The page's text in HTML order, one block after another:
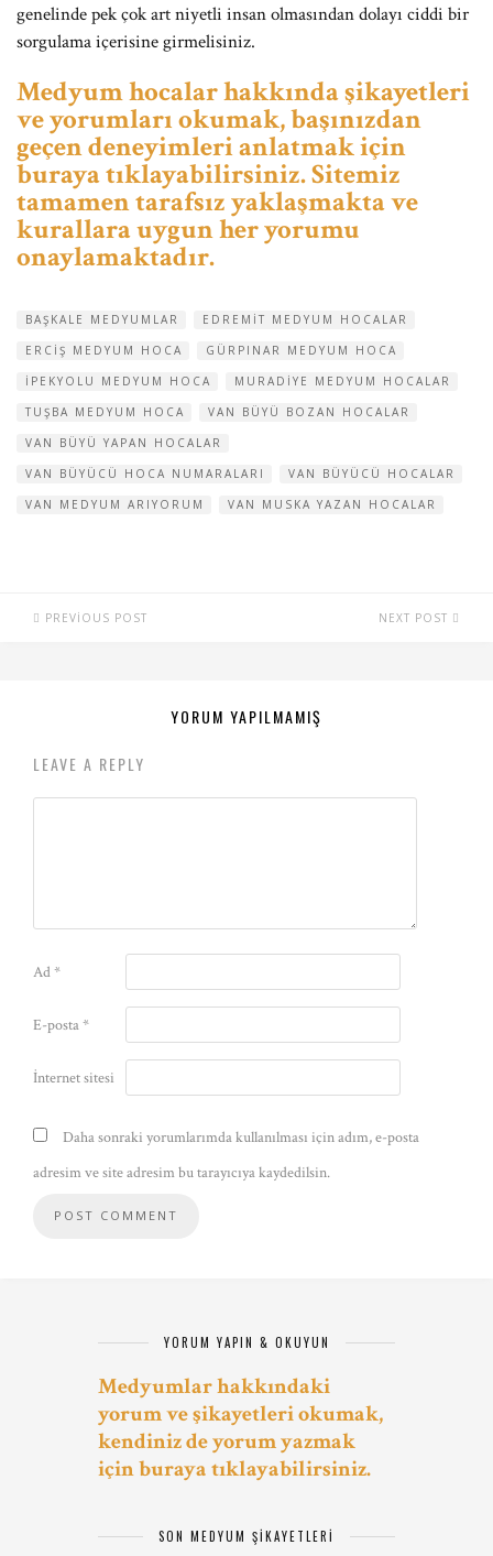
genelinde pek çok art niyetli insan olmasından dolayı ciddi bir
sorgulama içerisine girmelisiniz.
Medyum hocalar hakkında şikayetleri
ve yorumları okumak, başınızdan
geçen deneyimleri anlatmak için
buraya tıklayabilirsiniz. Sitemiz
tamamen tarafsız yaklaşmakta ve
kurallara uygun her yorumu
onaylamaktadır.
BAŞKALE MEDYUMLAR
EDREMIT MEDYUM HOCALAR
ERCIŞ MEDYUM HOCA
GÜRPINAR MEDYUM HOCA
IPEKYOLU MEDYUM HOCA
MURADIYE MEDYUM HOCALAR
TUŞBA MEDYUM HOCA
VAN BÜYÜ BOZAN HOCALAR
VAN BÜYÜ YAPAN HOCALAR
VAN BÜYÜCÜ HOCA NUMARALARI
VAN BÜYÜCÜ HOCALAR
VAN MEDYUM ARIYORUM
VAN MUSKA YAZAN HOCALAR
PREVIOUS POST NEXT POST
YORUM YAPILMAMIŞ
LEAVE A REPLY
Ad*
E-posta*
İnternet sitesi
Daha sonraki yorumlarımda kullanılması için adım, e-posta
adresim ve site adresim bu tarayıcıya kaydedilsin.
YORUM YAPIN & OKUYUN
Medyumlar hakkındaki
yorum ve şikayetleri okumak,
kendiniz de yorum yazmak
için buraya tıklayabilirsiniz.
SON MEDYUM ŞIKAYETLERI